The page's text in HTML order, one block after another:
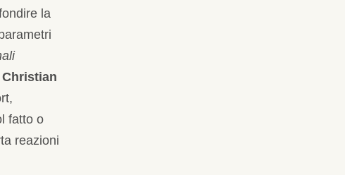
la
Christian
fatto o
reazioni